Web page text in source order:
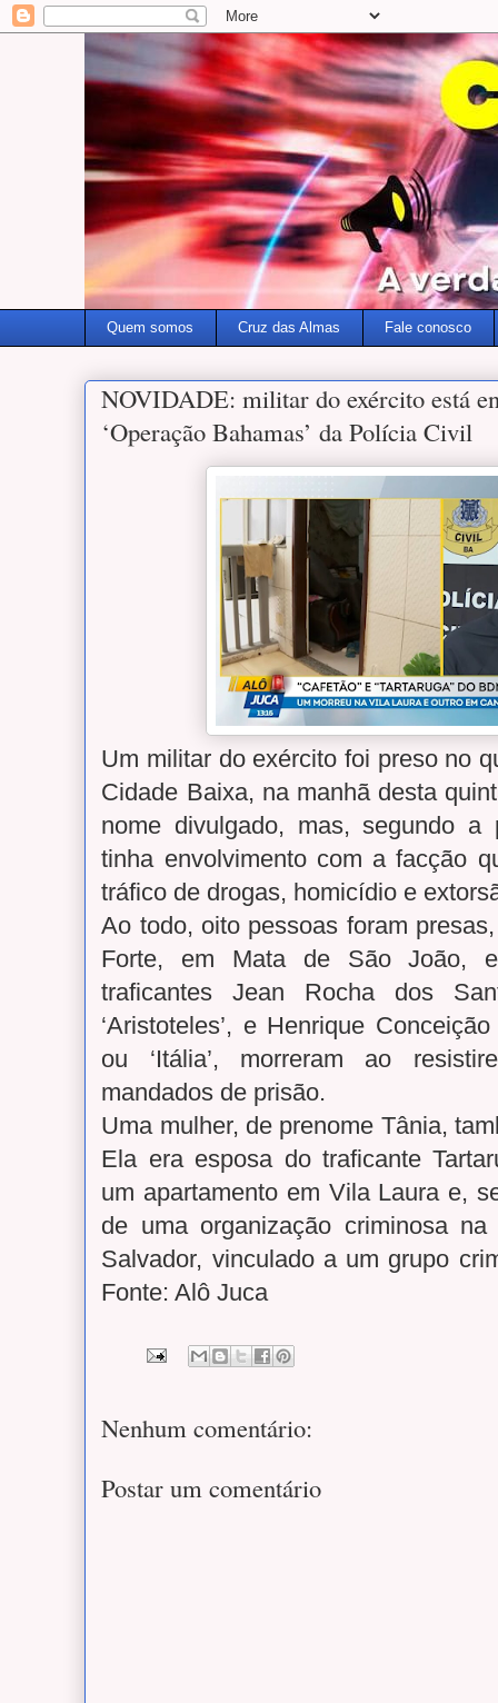
Quem somos Cruz das Almas Fale conosco
NOVIDADE: militar do exército está
‘Operação Bahamas’ da Polícia Civil
Um militar do exército foi preso no
Cidade Baixa, na manhã desta
nome divulgado, mas, segundo a
tinha envolvimento com a facção
tráfico de drogas, homicídio e
Ao todo, oito pessoas foram
Forte, em Mata de São João,
traficantes Jean Rocha dos
‘Aristoteles’, e Henrique
ou ‘Itália’, morreram ao
mandados de prisão.
Uma mulher, de prenome Tânia,
Ela era esposa do traficante
um apartamento em Vila Laura e,
de uma organização criminosa
Salvador, vinculado a um grupo
Fonte: Alô Juca
Nenhum comentário:
Postar um comentário